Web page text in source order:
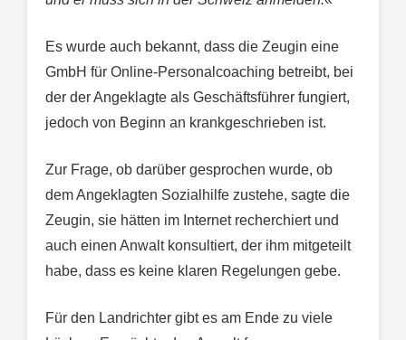
Es wurde auch bekannt, dass die Zeugin eine
GmbH für Online-Personalcoaching betreibt, bei
der der Angeklagte als Geschäftsführer fungiert,
jedoch von Beginn an krankgeschrieben ist.
Zur Frage, ob darüber gesprochen wurde, ob
dem Angeklagten Sozialhilfe zustehe, sagte die
Zeugin, sie hätten im Internet recherchiert und
auch einen Anwalt konsultiert, der ihm mitgeteilt
habe, dass es keine klaren Regelungen gebe.
Für den Landrichter gibt es am Ende zu viele